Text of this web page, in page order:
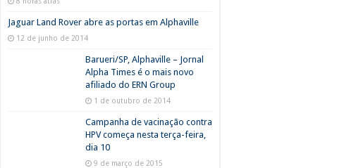
Jaguar Land Rover abre as portas em Alphaville
12 de junho de 2014
Barueri/SP, Alphaville – Jornal
Alpha Times é o mais novo
afiliado do ERN Group
1 de outubro de 2014
Campanha de vacinação contra
HPV começa nesta terça-feira,
dia 10
9 de março de 2015